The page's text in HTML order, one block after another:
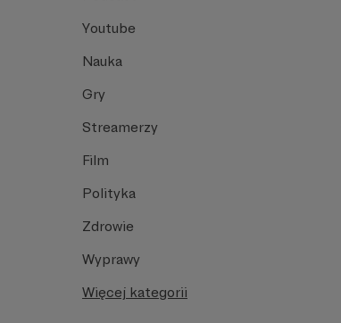
Youtube
Nauka
Gry
Streamerzy
Film
Polityka
Zdrowie
Wyprawy
Więcej kategorii